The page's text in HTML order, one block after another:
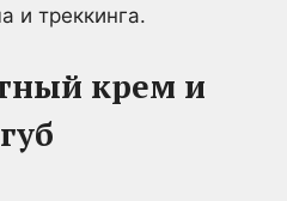
и треккинга.
крем и